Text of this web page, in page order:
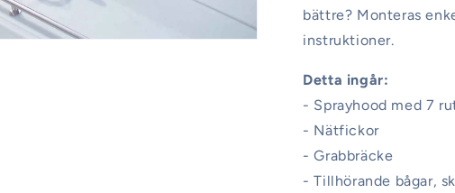
bättre? Monteras
instruktioner.
Detta ingår:
- Sprayhood med 7
- Nätfickor
- Grabbräcke
- Tillhörande bågar,